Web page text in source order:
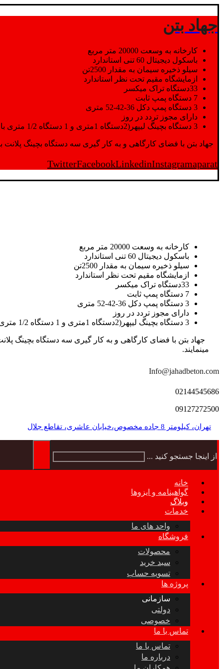
جهاد بتن
کارخانه به وسعت 20000 متر مربع
باسکول دیجیتال 60 تنی استاندارد
سیلو ذخیره سیمان به مقدار 2500تن
ازمایشگاه مقیم تحت نظر استاندارد
33دستگاه تراک میکسر
7 دستگاه پمپ ثابت
3 دستگاه پمپ دکل 36-42-52 متری
دارای مجوز تردد در روز
3 دستگاه بچینگ لیپهر(2دستگاه 1متری و 1 دستگاه 1/2 متری با توان تولید 150 متر مکعب در ساعت)
جهاد بتن با فضای کارگاهی و به کار گیری سه دستگاه بچینگ پلانت با ظرفیت 2500 تن در کنار پرسنل متخصص و پر تلاش واحدهای تولید و ازمایشگاه,بتن با کیفیت را برای واحد
TwitterFacebookLinkedinInstagramaparat
کارخانه به وسعت 20000 متر مربع
باسکول دیجیتال 60 تنی استاندارد
سیلو ذخیره سیمان به مقدار 2500تن
ازمایشگاه مقیم تحت نظر استاندارد
33دستگاه تراک میکسر
7 دستگاه پمپ ثابت
3 دستگاه پمپ دکل 36-42-52 متری
دارای مجوز تردد در روز
3 دستگاه بچینگ لیپهر(2دستگاه 1متری و 1 دستگاه 1/2 متری با توان تولید 150 متر مکعب در ساعت)
مینمایند.
Info@jahadbeton.com
02144545686
09127272500
تهران، کیلومتر 8 جاده مخصوص،خیابان عاشری، تقاطع جلال
از اینجا جستجو کنید ...
خانه
گواهینامه و ایزوها
وبلاگ
خدمات
واحد های ما
فروشگاه
محصولات
سبد خرید
تسویه حساب
پروژه ها
سازمانی
دولتی
خصوصی
تماس با ما
تماس با ما
درباره ما